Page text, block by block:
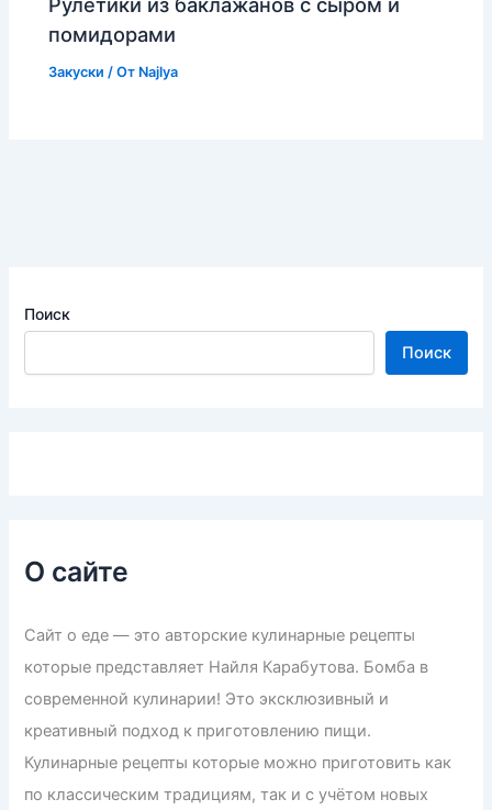
помидорами
Закуски / От Najlya
Поиск
Поиск
О сайте
Сайт о еде — это авторские кулинарные рецепты
которые представляет Найля Карабутова. Бомба в
современной кулинарии! Это эксклюзивный и
креативный подход к приготовлению пищи.
Кулинарные рецепты которые можно приготовить как
по классическим традициям, так и с учётом новых